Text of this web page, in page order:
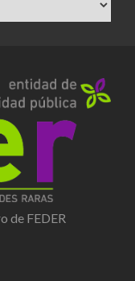
de FEDER